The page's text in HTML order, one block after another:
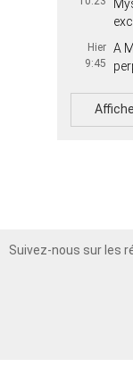
Hier
9:45
A
Suivez-nous sur les